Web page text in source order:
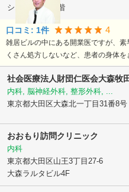
シオカワビル4階
口コミ: 1件 4
雑居ビルの中にある開業医ですが、
くさん処方しないなど、患者の身体
社会医療法人財団仁医会大森牧
内科, 脳神経外科, 整形外科, ...
東京都大田区大森北一丁目31番8号
おおもり訪問クリニック
内科
東京都大田区山王3丁目27-6
大森ラルタビル4F